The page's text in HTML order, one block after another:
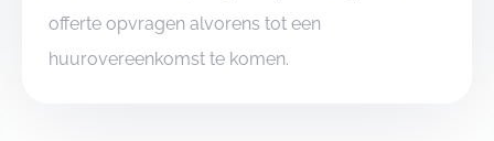
offerte opvragen alvorens tot een
huurovereenkomst te komen.